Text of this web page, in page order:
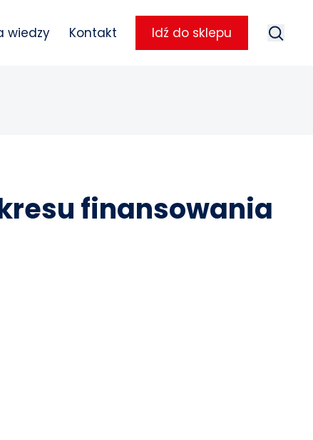
wiedzy Kontakt
Idź do sklepu
Szukaj
finansowania